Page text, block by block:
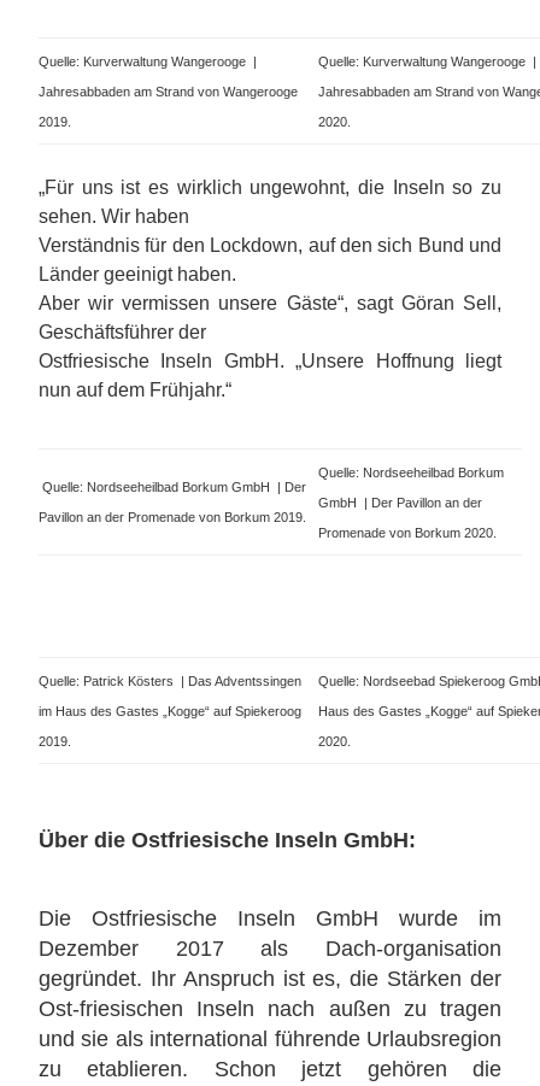
Quelle: Kurverwaltung Wangerooge |
Jahresabbaden am Strand von Wangerooge
2019.
Quelle: Kurverwaltung Wangerooge |
Jahresabbaden am Strand von
2020.
„Für uns ist es wirklich ungewohnt, die Inseln so zu
sehen. Wir haben
Verständnis für den Lockdown, auf den sich Bund und
Länder geeinigt haben.
Aber wir vermissen unsere Gäste“, sagt Göran Sell,
Geschäftsführer der
Ostfriesische Inseln GmbH. „Unsere Hoffnung liegt
nun auf dem Frühjahr.“
Quelle: Nordseeheilbad Borkum GmbH | Der
Pavillon an der Promenade von Borkum 2019.
Quelle: Nordseeheilbad Borkum
GmbH | Der Pavillon an der
Promenade von Borkum 2020.
Quelle: Patrick Kösters | Das Adventssingen
im Haus des Gastes „Kogge“ auf Spiekeroog
2019.
Quelle: Nordseebad Spiekeroog
Haus des Gastes „Kogge“ auf
2020.
Über die Ostfriesische Inseln GmbH:
Die Ostfriesische Inseln GmbH wurde im
Dezember 2017 als Dach-organisation
gegründet. Ihr Anspruch ist es, die Stärken der
Ost-friesischen Inseln nach außen zu tragen
und sie als international führende Urlaubsregion
zu etablieren. Schon jetzt gehören die